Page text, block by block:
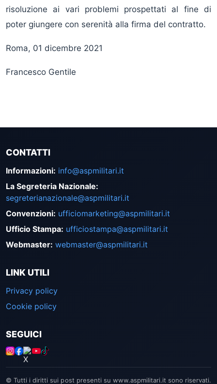
risoluzione ai vari problemi prospettati al fine di
poter giungere con serenità alla firma del contratto.
Roma, 01 dicembre 2021
Francesco Gentile
CONTATTI
Informazioni: info@aspmilitari.it
La Segreteria Nazionale:
segreterianazionale@aspmilitari.it
Convenzioni: ufficiomarketing@aspmilitari.it
Ufficio Stampa: ufficiostampa@aspmilitari.it
Webmaster: webmaster@aspmilitari.it
LINK UTILI
Privacy policy
Cookie policy
SEGUICI
© Tutti i diritti sui post presenti su www.aspmilitari.it sono riservati.